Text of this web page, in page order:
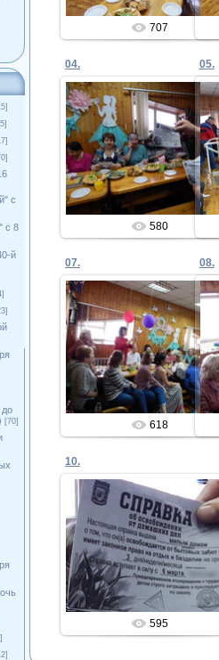
с
с 8
й
[70]
707
04.
09.03.2020
Admin
580
05.
07.
09.03.2020
Admin
618
08.
10.
09.03.2020
Admin
595